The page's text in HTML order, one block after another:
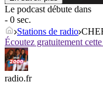
Le podcast débute dans
- 0 sec.
Stations de radio
Écoutez gratuitement
radio.fr